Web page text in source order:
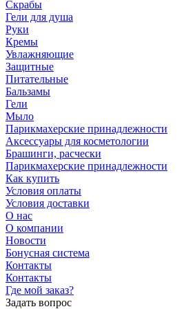
Скрабы
Гели для душа
Руки
Кремы
Увлажняющие
Защитные
Питательные
Бальзамы
Гели
Мыло
Парикмахерские принадлежности
Аксессуары для косметологии
Брашинги, расчески
Парикмахерские принадлежности
Как купить
Условия оплаты
Условия доставки
О нас
О компании
Новости
Бонусная система
Контакты
Контакты
Где мой заказ?
Задать вопрос